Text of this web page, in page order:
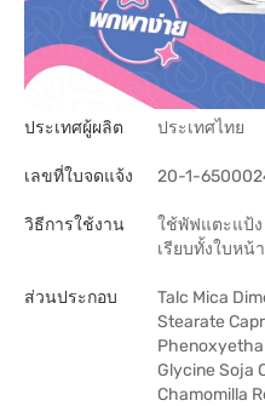
ประเทศผู้ผลิต ประเทศไทย
เลขที่ใบจดแจ้ง 20-1-
วิธีการใช้งาน
ใช้พัฟแตะแป้ง
เรียบทั้งใบหน้
ส่วนประกอบ
Talc Mica
Stearate
Glycine Soja
Chamomilla